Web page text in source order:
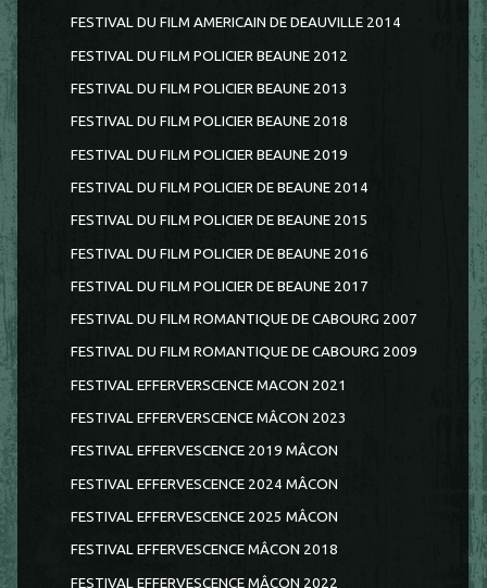
FESTIVAL DU FILM AMERICAIN DE DEAUVILLE 2014
FESTIVAL DU FILM POLICIER BEAUNE 2012
FESTIVAL DU FILM POLICIER BEAUNE 2013
FESTIVAL DU FILM POLICIER BEAUNE 2018
FESTIVAL DU FILM POLICIER BEAUNE 2019
FESTIVAL DU FILM POLICIER DE BEAUNE 2014
FESTIVAL DU FILM POLICIER DE BEAUNE 2015
FESTIVAL DU FILM POLICIER DE BEAUNE 2016
FESTIVAL DU FILM POLICIER DE BEAUNE 2017
FESTIVAL DU FILM ROMANTIQUE DE CABOURG 2007
FESTIVAL DU FILM ROMANTIQUE DE CABOURG 2009
FESTIVAL EFFERVERSCENCE MACON 2021
FESTIVAL EFFERVERSCENCE MÂCON 2023
FESTIVAL EFFERVESCENCE 2019 MÂCON
FESTIVAL EFFERVESCENCE 2024 MÂCON
FESTIVAL EFFERVESCENCE 2025 MÂCON
FESTIVAL EFFERVESCENCE MÂCON 2018
FESTIVAL EFFERVESCENCE MÂCON 2022